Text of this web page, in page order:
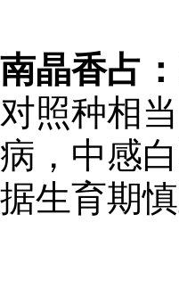
南晶香占：
对照种相
病，中感
据生育期